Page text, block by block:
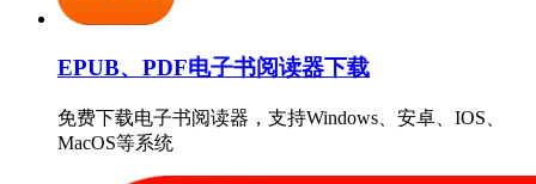
EPUB、PDF电子书阅读器下载
免费下载电子书阅读器，支持Windows、安卓、IOS、
MacOS等系统